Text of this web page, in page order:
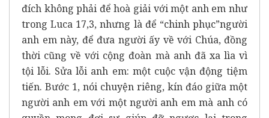
đích không phải để hoà giải với một anh em như
trong Luca 17,3, nhưng là để “chinh phục”người
anh em này, để đưa người ấy về với Chúa, đồng
thời cũng về với cộng đoàn mà anh đã xa lìa vì
tội lỗi. Sửa lỗi anh em: một cuộc vận động tiệm
tiến. Bước 1, nói chuyện riêng, kín đáo giữa một
người anh em với một người anh em mà anh có